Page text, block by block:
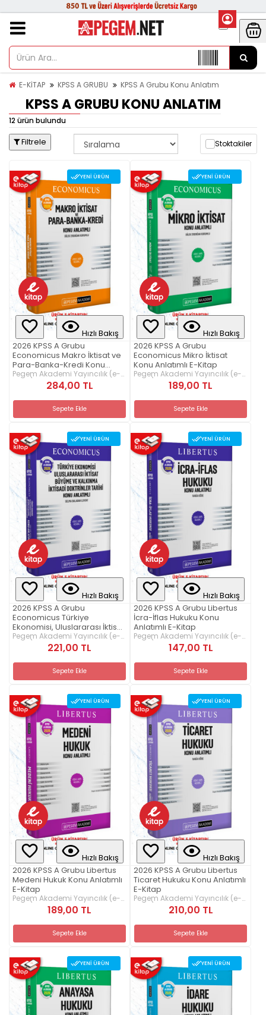
E-KİTAP KPSS A GRUBU KPSS A Grubu Konu Anlatım
KPSS A GRUBU KONU ANLATIM
12 ürün bulundu
Filtrele Stoktakiler
YENI ÜRÜN
Hızlı Bakış
2026 KPSS A Grubu
Economicus Makro İktisat ve
Para-Banka-Kredi Konu
Anlatımlı E-Kitap
Pegem Akademi Yayıncılık (e-
kitap) 284,00 TL
Sepete Ekle
YENI ÜRÜN
Hızlı Bakış
2026 KPSS A Grubu
Economicus Mikro İktisat
Konu Anlatımlı E-Kitap
Pegem Akademi Yayıncılık (e-
kitap) 189,00 TL
Sepete Ekle
YENI ÜRÜN
Hızlı Bakış
2026 KPSS A Grubu
Economicus Türkiye
Ekonomisi, Uluslararası İktisat,
Büyüme ve Kalkınma, İktisadi
Doktrinler Tarihi Konu
Anlatımlı E-Kitap
Pegem Akademi Yayıncılık (e-
kitap) 221,00 TL
Sepete Ekle
YENI ÜRÜN
Hızlı Bakış
2026 KPSS A Grubu Libertus
İcra-İflas Hukuku Konu
Anlatımlı E-Kitap
Pegem Akademi Yayıncılık (e-
kitap) 147,00 TL
Sepete Ekle
YENI ÜRÜN
Hızlı Bakış
2026 KPSS A Grubu Libertus
Medeni Hukuk Konu Anlatımlı
E-Kitap
Pegem Akademi Yayıncılık (e-
kitap) 189,00 TL
Sepete Ekle
YENI ÜRÜN
Hızlı Bakış
2026 KPSS A Grubu Libertus
Ticaret Hukuku Konu Anlatımlı
E-Kitap
Pegem Akademi Yayıncılık (e-
kitap) 210,00 TL
Sepete Ekle
YENI ÜRÜN YENI ÜRÜN